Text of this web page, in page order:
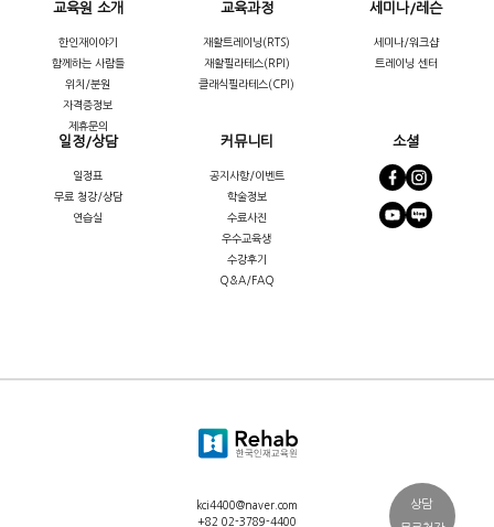
교육원 소개
한인재이야기
함께하는 사람들
위치/분원
자격증정보
제휴문의
교육과정
재활트레이닝(RTS)
재활필라테스(RPI)
클래식필라테스(CPI)
세미나/레슨
세미나/워크샵
트레이닝 센터
일정/상담
일정표
무료 청강/상담
연습실
커뮤니티
공지사항/이벤트
학술정보
수료사진
우수교육생
수강후기
Q&A/FAQ
소셜
kci4400@naver.com
+82 02-3789-4400
상담